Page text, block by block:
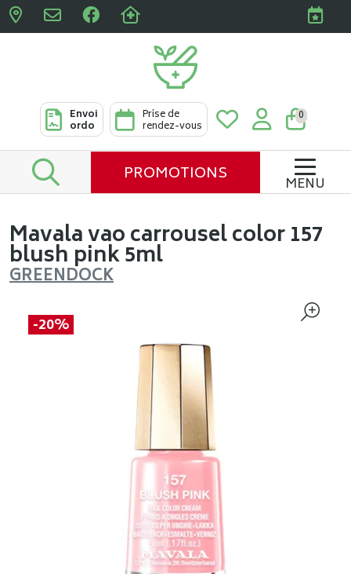
Pharmacies Clabots &
Envoi
ordo
Prise de
rendez-vous
0
PROMOTIONS MENU
Mavala vao carrousel color 157
blush pink 5ml
GREENDOCK
-20%